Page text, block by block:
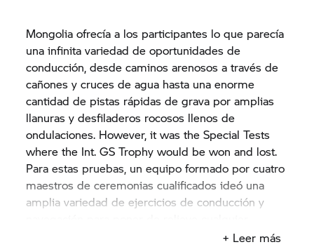
Mongolia ofrecía a los participantes lo que parecía
una infinita variedad de oportunidades de
conducción, desde caminos arenosos a través de
cañones y cruces de agua hasta una enorme
cantidad de pistas rápidas de grava por amplias
llanuras y desfiladeros rocosos llenos de
ondulaciones. However, it was the Special Tests
where the Int.GS Trophy would be won and lost.
Para estas pruebas, un equipo formado por cuatro
maestros de ceremonias cualificados ideó una
amplia variedad de ejercicios de conducción y
debilidad en la técnica o laguna de conocimiento.
+ Leer más